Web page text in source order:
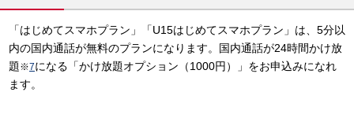
「はじめてスマホプラン」「U15はじめてスマホプラン」は、5分以
内の国内通話が無料のプランになります。国内通話が24時間かけ放
題※7になる「かけ放題オプション（1000円）」をお申込みになれ
ます。